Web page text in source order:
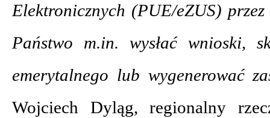
Elektronicznych (PUE/eZUS)
Państwo m.in. wysłać wnioski,
emerytalnego lub wygenerować
Wojciech Dyląg, regionalny